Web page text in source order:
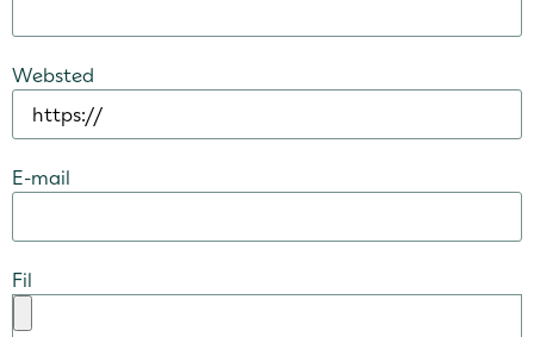
Websted
E-mail
Fil